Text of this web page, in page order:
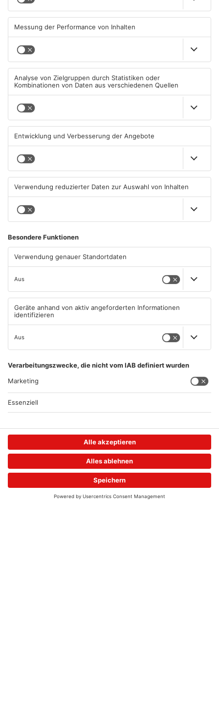
Beobachtungsflüge im
Primaveraland wegen
Waldbrandgefahr
08.08.2026, 09:33 UHR IN
PRIMAVERALAND
Aschaffenburg und
Miltenberg früher abgeholt
07.08.2026, 09:25 UHR IN
TOPNEWS
Schwimmbäder im
Primaveraland weisen teils
erhebliche Mängel auf
06.08.2026, 06:37 UHR IN
PRIMAVERALAND
TOPNEWS
Waldbrandgefahr im
Primaveraland bleibt
weiterhin sehr hoch